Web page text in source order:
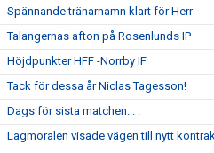
Spännande tränarnamn klart för Herr
Talangernas afton på Rosenlunds IP
Höjdpunkter HFF -Norrby IF
Tack för dessa år Niclas Tagesson!
Dags för sista matchen. . .
Lagmoralen visade vägen till nytt